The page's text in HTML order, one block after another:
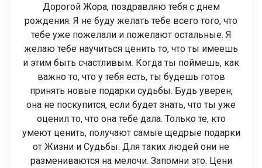
Дорогой Жора, поздравляю тебя с днем
рождения. Я не буду желать тебе всего того, что
тебе уже пожелали и пожелают остальные. Я
желаю тебе научиться ценить то, что ты имеешь
и этим быть счастливым. Когда ты поймешь, как
важно то, что у тебя есть, ты будешь готов
принять новые подарки судьбы. Будь уверен,
она не поскупится, если будет знать, что ты уже
оценил то, что она тебе дала. Только те, кто
умеют ценить, получают самые щедрые подарки
от Жизни и Судьбы. Для таких людей они не
размениваются на мелочи. Запомни это. Цени